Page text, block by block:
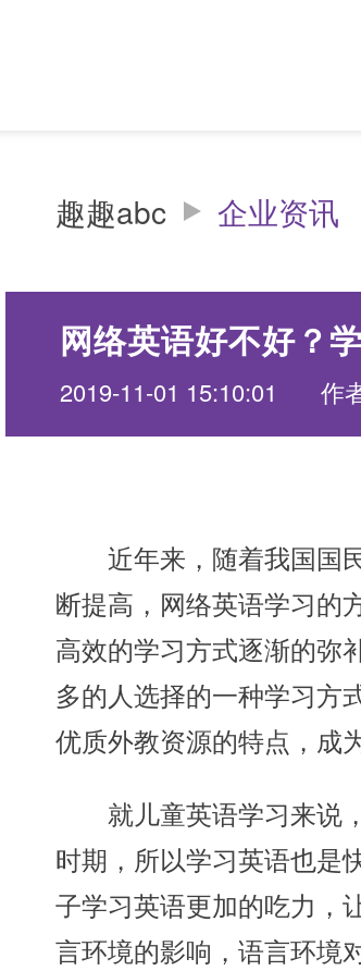
趣趣abc 企业资讯
网络英语好不好？
2019-11-01 15:10:01 作
近年来，随着我国国
断提高，网络英语学习的
高效的学习方式逐渐的弥
多的人选择的一种学习方
优质外教资源的特点，成
就儿童英语学习来说
时期，所以学习英语也是
子学习英语更加的吃力，
言环境的影响，语言环境